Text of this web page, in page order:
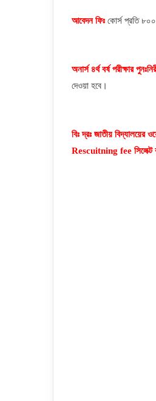
আবেদন ফিঃ কোর্স প্রতি
অনার্স ৪র্থ বর্ষ পরীক্ষার
দেওয়া হবে।
বিঃ দ্রঃ জাতীয়
Rescuitning fee